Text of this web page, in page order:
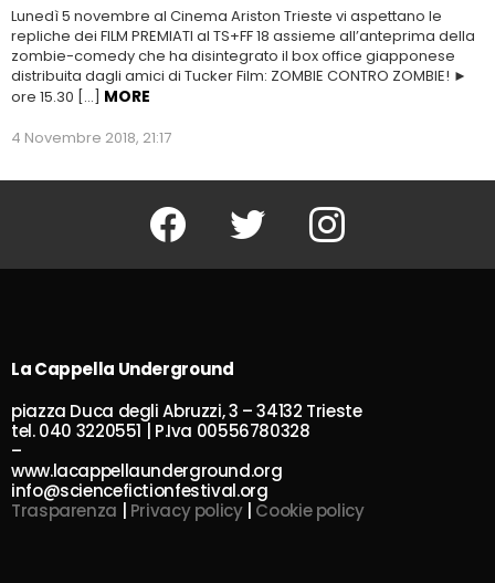
Lunedì 5 novembre al Cinema Ariston Trieste vi aspettano le
repliche dei FILM PREMIATI al TS+FF 18 assieme all’anteprima della
zombie-comedy che ha disintegrato il box office giapponese
distribuita dagli amici di Tucker Film: ZOMBIE CONTRO ZOMBIE! ►
ore 15.30 […] MORE
4 Novembre 2018, 21:17
Facebook Twitter Instagram
La Cappella Underground
piazza Duca degli Abruzzi, 3 – 34132 Trieste
tel. 040 3220551 | P.Iva 00556780328
–
www.lacappellaunderground.org
info@sciencefictionfestival.org
Trasparenza
Privacy policy| Cookie policy